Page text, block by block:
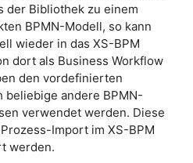
der Bibliothek zu einem
BPMN-Modell, so kann
wieder in das XS-BPM
dort als Business Workflow
den vordefinierten
beliebige andere BPMN-
verwendet werden. Diese
Import im XS-BPM
werden.